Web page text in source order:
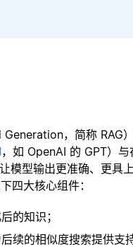
，简称 RAG
，如 OpenAI 的 GPT）
模型输出更准确、更具
四大核心组件：
的知识；
续的相似度搜索提供支持